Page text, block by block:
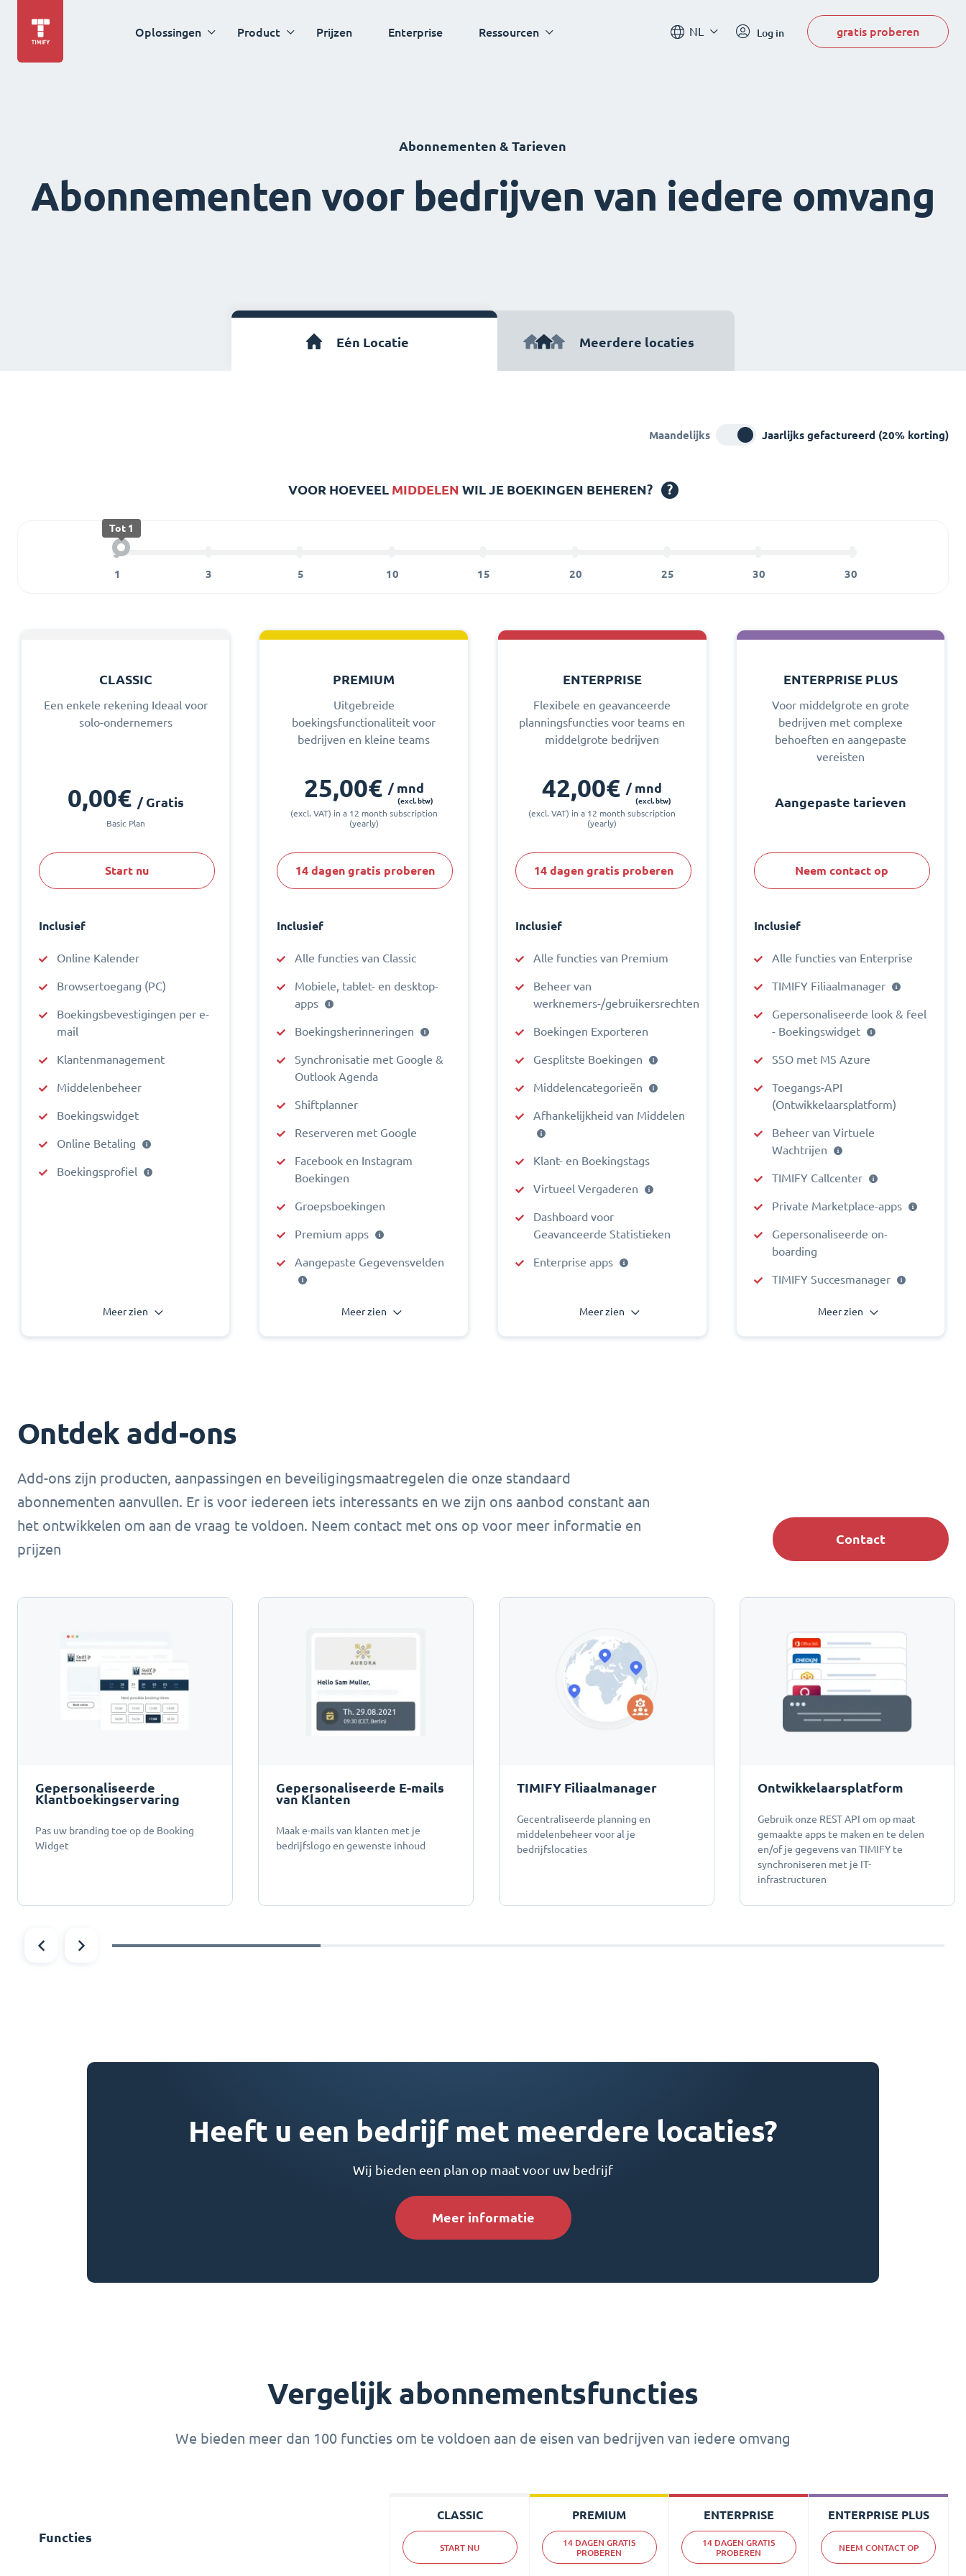
Oplossingen Product Prijzen Enterprise Ressourcen NL Log in gratis proberen
Abonnementen & Tarieven
Abonnementen voor bedrijven van iedere omvang
Eén Locatie Meerdere locaties
Maandelijks Jaarlijks gefactureerd (20% korting)
VOOR HOEVEEL MIDDELEN WIL JE BOEKINGEN BEHEREN? ?
Tot 1
CLASSIC
Een enkele rekening Ideaal voor
solo-ondernemers
0,00€ / Gratis
Basic Plan
Start nu
Inclusief
Online Kalender
Browsertoegang (PC)
Boekingsbevestigingen per e-
mail
Klantenmanagement
Middelenbeheer
Boekingswidget
Online Betaling
Boekingsprofiel
Meer zien
PREMIUM
Uitgebreide
boekingsfunctionaliteit voor
bedrijven en kleine teams
25,00€/ mnd
(excl. btw)
(excl. VAT) in a 12 month subscription
(yearly)
14 dagen gratis proberen
Inclusief
Alle functies van Classic
Mobiele, tablet- en desktop-
apps
Boekingsherinneringen
Synchronisatie met Google &
Outlook Agenda
Shiftplanner
Reserveren met Google
Facebook en Instagram
Boekingen
Groepsboekingen
Premium apps
Aangepaste Gegevensvelden
Meer zien
ENTERPRISE
Flexibele en geavanceerde
planningsfuncties voor teams en
middelgrote bedrijven
42,00€/ mnd
(excl. btw)
(excl. VAT) in a 12 month subscription
(yearly)
14 dagen gratis proberen
Inclusief
Alle functies van Premium
Beheer van
werknemers-/gebruikersrechten
Boekingen Exporteren
Gesplitste Boekingen
Middelencategorieën
Afhankelijkheid van Middelen
Klant- en Boekingstags
Virtueel Vergaderen
Dashboard voor
Geavanceerde Statistieken
Enterprise аpps
Meer zien
ENTERPRISE PLUS
Voor middelgrote en grote
bedrijven met complexe
behoeften en aangepaste
vereisten
Aangepaste tarieven
Neem contact op
Inclusief
Alle functies van Enterprise
TIMIFY Filiaalmanager
Gepersonaliseerde look & feel
- Boekingswidget
SSO met MS Azure
Toegangs-API
(Ontwikkelaarsplatform)
Beheer van Virtuele
Wachtrijen
TIMIFY Callcenter
Private Marketplace-apps
Gepersonaliseerde on-
boarding
TIMIFY Succesmanager
Meer zien
Ontdek add-ons
Add-ons zijn producten, aanpassingen en beveiligingsmaatregelen die onze standaard
abonnementen aanvullen. Er is voor iedereen iets interessants en we zijn ons aanbod constant aan
het ontwikkelen om aan de vraag te voldoen. Neem contact met ons op voor meer informatie en
prijzen
Contact
Gepersonaliseerde
Klantboekingservaring
Pas uw branding toe op de Booking
Widget
Gepersonaliseerde E-mails
van Klanten
Maak e-mails van klanten met je
bedrijfslogo en gewenste inhoud
TIMIFY Filiaalmanager
Gecentraliseerde planning en
middelenbeheer voor al je
bedrijfslocaties
Ontwikkelaarsplatform
Gebruik onze REST API om op maat
gemaakte apps te maken en te delen
en/of je gegevens van TIMIFY te
synchroniseren met je IT-
infrastructuren
Heeft u een bedrijf met meerdere locaties?
Wij bieden een plan op maat voor uw bedrijf
Meer informatie
Vergelijk abonnementsfuncties
We bieden meer dan 100 functies om te voldoen aan de eisen van bedrijven van iedere omvang
Functies
CLASSIC
START NU
PREMIUM
14 DAGEN GRATIS
PROBEREN
ENTERPRISE
14 DAGEN GRATIS
PROBEREN
ENTERPRISE PLUS
NEEM CONTACT OP